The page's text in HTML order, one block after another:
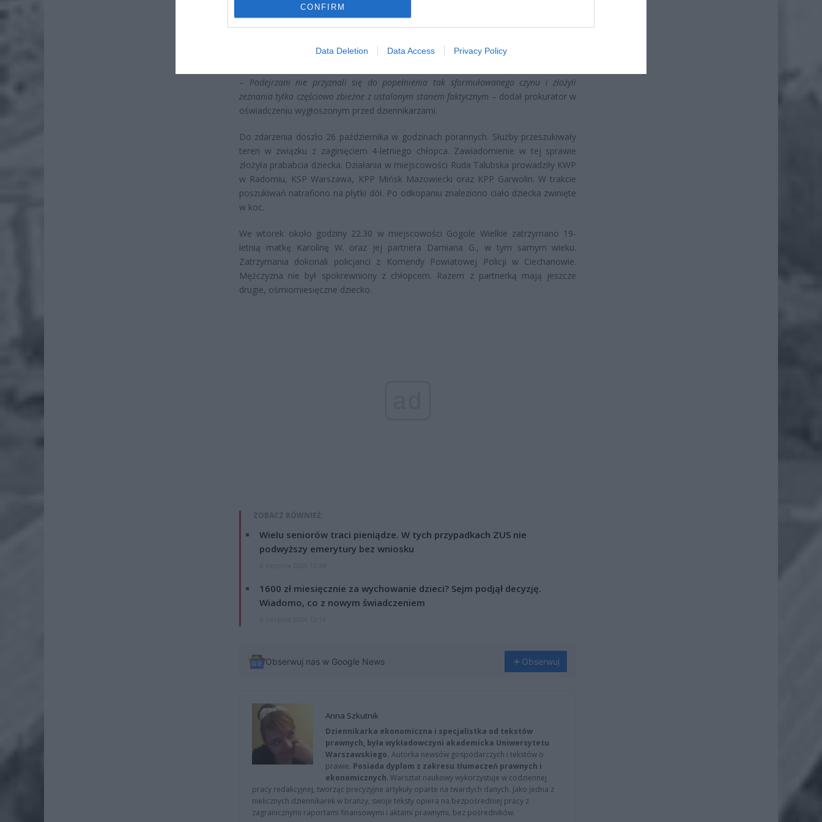
CONFIRM
Data Deletion Data Access Privacy Policy
Matka czteroletniego chłopca, którego zwłoki znaleziono zakopane w lesie, oraz jej
partner usłyszeli zarzuty zbrodni zabójstwa– poinformował prokurator Krzysztof
– Podejrzani nie przyznali się do popełnienia tak sformułowanego czynu i złożyli
zeznania tylko częściowo zbieżne z ustalonym stanem faktycznym – dodał prokurator w
oświadczeniu wygłoszonym przed dziennikarzami.
Do zdarzenia doszło 26 października w godzinach porannych. Służby przeszukiwały
teren w związku z zaginięciem 4-letniego chłopca. Zawiadomienie w tej sprawie
złożyła prababcia dziecka. Działania w miejscowości Ruda Talubska prowadziły KWP
w Radomiu, KSP Warszawa, KPP Mińsk Mazowiecki oraz KPP Garwolin. W trakcie
poszukiwań natrafiono na płytki dół. Po odkopaniu znaleziono ciało dziecka zwinięte
w koc.
We wtorek około godziny 22.30 w miejscowości Gogole Wielkie zatrzymano 19-
letnią matkę Karolinę W. oraz jej partnera Damiana G., w tym samym wieku.
Zatrzymania dokonali policjanci z Komendy Powiatowej Policji w Ciechanowie.
Mężczyzna nie był spokrewniony z chłopcem. Razem z partnerką mają jeszcze
drugie, ośmiomiesięczne dziecko.
ZOBACZ RÓWNIEŻ:
Wielu seniorów traci pieniądze. W tych przypadkach ZUS nie
podwyższy emerytury bez wniosku
1600 zł miesięcznie za wychowanie dzieci? Sejm podjął decyzję.
Wiadomo, co z nowym świadczeniem
Obserwuj nas w Google News Obserwuj
Anna Szkutnik
Dziennikarka ekonomiczna i specjalistka od tekstów
prawnych, była wykładowczyni akademicka Uniwersytetu
Warszawskiego. Autorka newsów gospodarczych i tekstów o
prawie. Posiada dyplom z zakresu tłumaczeń prawnych i
ekonomicznych. Warsztat naukowy wykorzystuje w codziennej
pracy redakcyjnej, tworząc precyzyjne artykuły oparte na twardych danych. Jako jedna z
nielicznych dziennikarek w branży, swoje teksty opiera na bezpośredniej pracy z
zagranicznymi raportami finansowymi i aktami prawnymi, bez pośredników.